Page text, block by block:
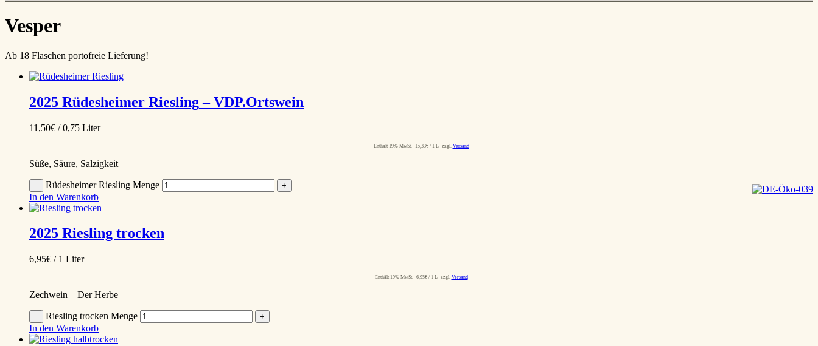
Vesper
Ab 18 Flaschen portofreie Lieferung!
2025 Rüdesheimer Riesling– VDP.Ortswein
11,50€ / 0,75 Liter
Enthält 19% MwSt. 15,33€/ 1 L zzgl. Versand
Süße, Säure, Salzigkeit
– Rüdesheimer Riesling Menge +
In den Warenkorb
2025 Riesling trocken
6,95€ / 1 Liter
Enthält 19% MwSt. 6,95€/ 1 L zzgl. Versand
Zechwein – Der Herbe
– Riesling trocken Menge +
In den Warenkorb